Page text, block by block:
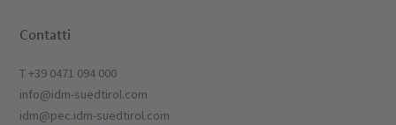
Contatti
T +39 0471 094 000
info@idm-suedtirol.com
idm@pec.idm-suedtirol.com